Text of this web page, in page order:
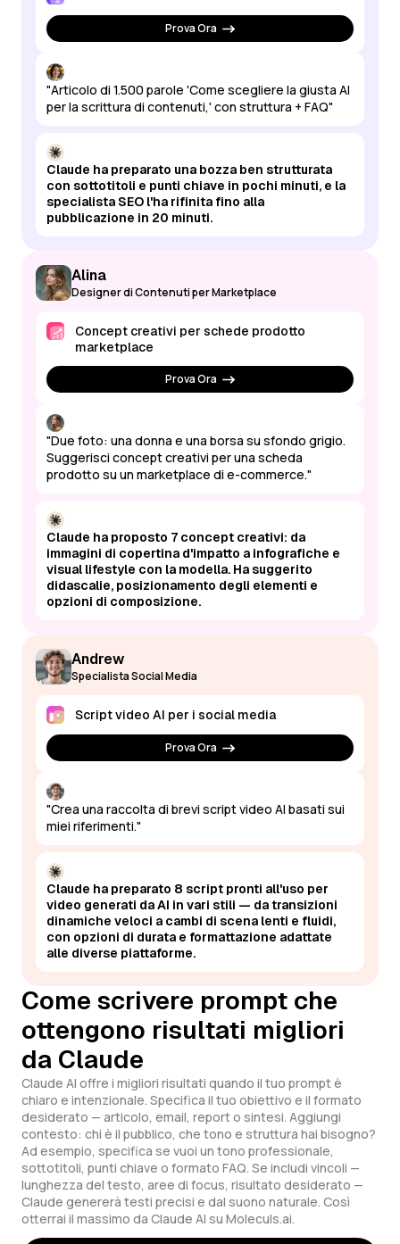
Prova Ora
"Articolo di 1.500 parole 'Come scegliere la giusta AI
per la scrittura di contenuti,' con struttura + FAQ"
Claude ha preparato una bozza ben strutturata
con sottotitoli e punti chiave in pochi minuti, e la
specialista SEO l'ha rifinita fino alla
pubblicazione in 20 minuti.
Alina
Designer di Contenuti per Marketplace
Concept creativi per schede prodotto
marketplace
Prova Ora
"Due foto: una donna e una borsa su sfondo grigio.
Suggerisci concept creativi per una scheda
prodotto su un marketplace di e-commerce."
Claude ha proposto 7 concept creativi: da
immagini di copertina d'impatto a infografiche e
visual lifestyle con la modella. Ha suggerito
didascalie, posizionamento degli elementi e
opzioni di composizione.
Andrew
Specialista Social Media
Script video AI per i social media
Prova Ora
"Crea una raccolta di brevi script video AI basati sui
miei riferimenti."
Claude ha preparato 8 script pronti all'uso per
video generati da AI in vari stili — da transizioni
dinamiche veloci a cambi di scena lenti e fluidi,
con opzioni di durata e formattazione adattate
alle diverse piattaforme.
Come scrivere prompt che
ottengono risultati migliori
da Claude
Claude AI offre i migliori risultati quando il tuo prompt è
chiaro e intenzionale. Specifica il tuo obiettivo e il formato
desiderato — articolo, email, report o sintesi. Aggiungi
contesto: chi è il pubblico, che tono e struttura hai bisogno?
Ad esempio, specifica se vuoi un tono professionale,
sottotitoli, punti chiave o formato FAQ. Se includi vincoli —
lunghezza del testo, aree di focus, risultato desiderato —
Claude genererà testi precisi e dal suono naturale. Così
otterrai il massimo da Claude AI su Moleculs.ai.